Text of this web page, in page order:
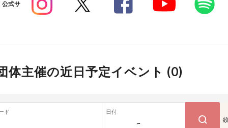
公式サ
体主催の近日予定イベント (0)
ド 日付
~